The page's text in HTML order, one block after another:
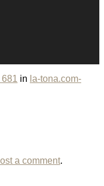
in la-tona.com-
a comment.